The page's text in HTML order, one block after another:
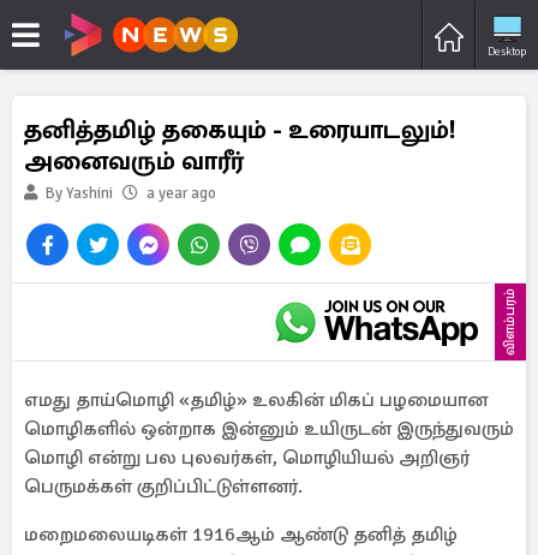
Desktop
தனித்தமிழ் தகையும் - உரையாடலும்!
அனைவரும் வாரீர்
By Yashini a year ago
விளம்பரம்
எமது தாய்மொழி «தமிழ்» உலகின் மிகப் பழமையான
மொழிகளில் ஒன்றாக இன்னும் உயிருடன் இருந்துவரும்
மொழி என்று பல புலவர்கள், மொழியியல் அறிஞர்
பெருமக்கள் குறிப்பிட்டுள்ளனர்.
மறைமலையடிகள் 1916ஆம் ஆண்டு தனித் தமிழ்